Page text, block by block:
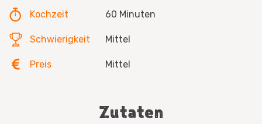
Kochzeit 60 Minuten
Schwierigkeit Mittel
Preis Mittel
Zutaten